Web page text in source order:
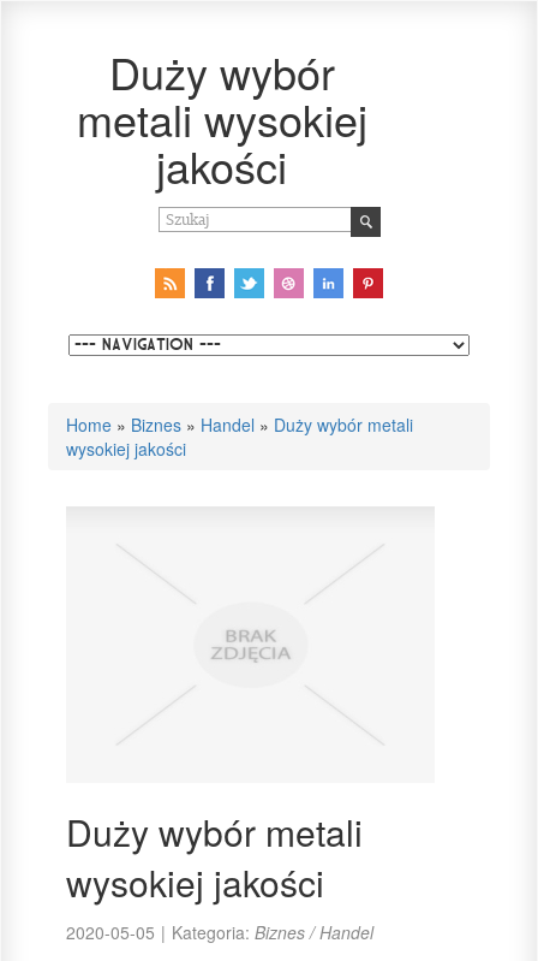
Duży wybór
metali wysokiej
jakości
Home » Biznes » Handel » Duży wybór metali
wysokiej jakości
Duży wybór metali
wysokiej jakości
2020-05-05 | Kategoria: Biznes / Handel